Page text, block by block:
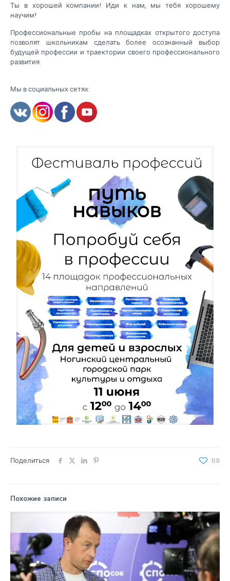
Ты в хорошей компании! Иди к нам, мы тебя хорошему
научим!
Профессиональные пробы на площадках открытого доступа
позволят школьникам сделать более осознанный выбор
будущей профессии и траектории своего профессионального
развития.
Мы в социальных сетях:
Поделиться 69
Похожие записи